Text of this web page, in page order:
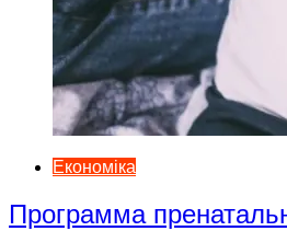
Економіка
Программа